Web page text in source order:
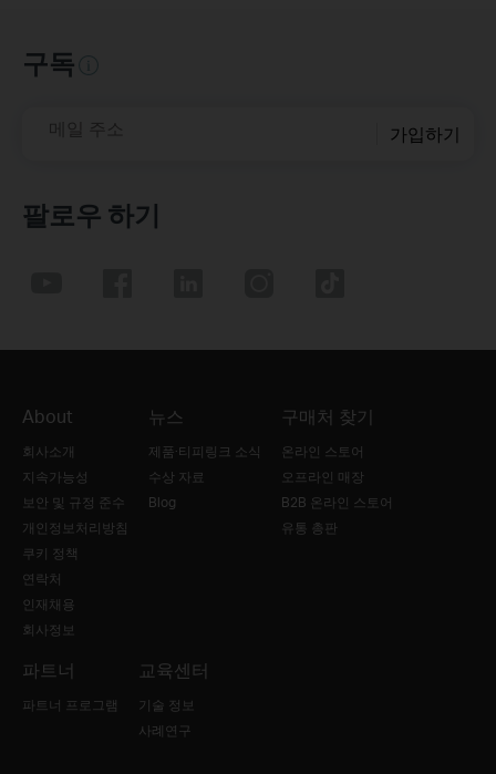
구독
메일 주소 가입하기
팔로우 하기
About
회사소개
지속가능성
보안 및 규정 준수
개인정보처리방침
쿠키 정책
연락처
인재채용
회사정보
뉴스
제품·티피링크 소식
수상 자료
Blog
구매처 찾기
온라인 스토어
오프라인 매장
B2B 온라인 스토어
유통 총판
파트너
파트너 프로그램
교육센터
기술 정보
사례연구